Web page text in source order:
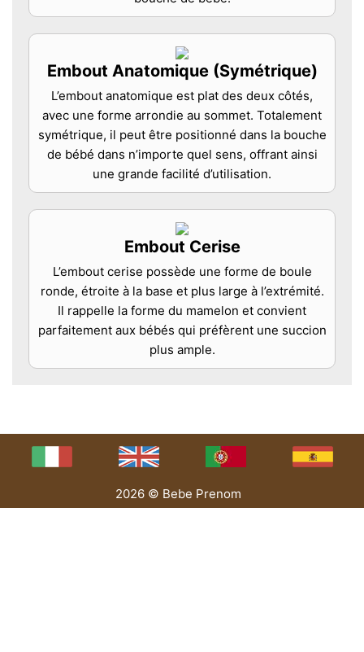
Embout Anatomique (Symétrique)
L’embout anatomique est plat des deux côtés,
avec une forme arrondie au sommet. Totalement
symétrique, il peut être positionné dans la bouche
de bébé dans n’importe quel sens, offrant ainsi
une grande facilité d’utilisation.
Embout Cerise
L’embout cerise possède une forme de boule
ronde, étroite à la base et plus large à l’extrémité.
Il rappelle la forme du mamelon et convient
parfaitement aux bébés qui préfèrent une succion
plus ample.
2026 © Bebe Prenom